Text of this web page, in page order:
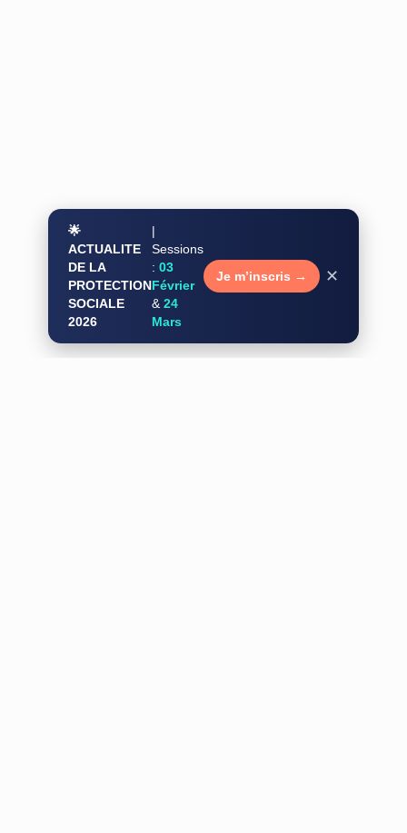
🌟
ACTUALITE
DE LA
PROTECTION
SOCIALE
2026
|
Sessions
: 03
Février
& 24
Mars
Je m’inscris → ✕